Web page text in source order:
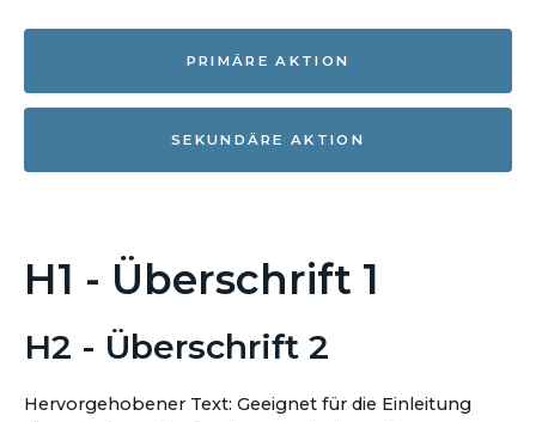
PRIMÄRE AKTION
SEKUNDÄRE AKTION
H1 - Überschrift 1
H2 - Überschrift 2
Hervorgehobener Text: Geeignet für die Einleitung